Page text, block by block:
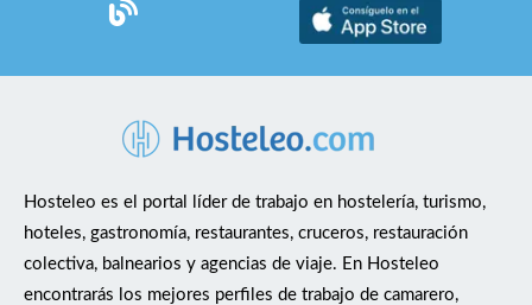
Hosteleo es el portal líder de trabajo en hostelería, turismo,
hoteles, gastronomía, restaurantes, cruceros, restauración
colectiva, balnearios y agencias de viaje. En Hosteleo
encontrarás los mejores perfiles de trabajo de camarero,